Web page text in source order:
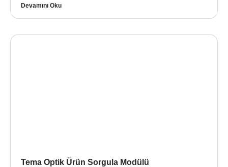
Devamını Oku
Tema Optik Ürün Sorgula Modülü